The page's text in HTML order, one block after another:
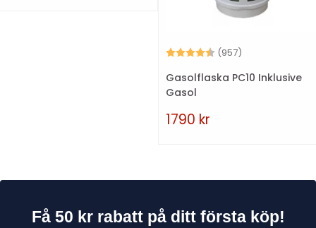
Betyg: (957)
Gasolflaska PC10 Inklusive
Gasol
1790 kr
Få 50 kr rabatt på ditt första köp!